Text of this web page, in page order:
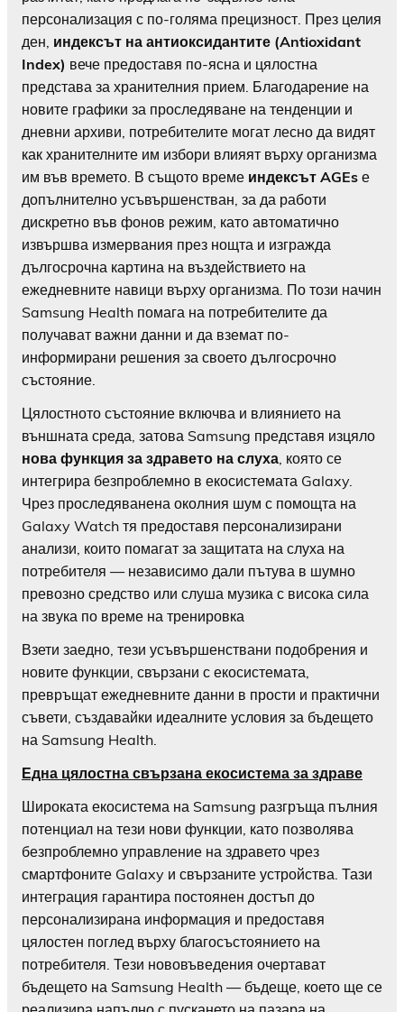
персонализация с по-голяма прецизност. През целия
ден, индексът на антиоксидантите (Antioxidant
Index) вече предоставя по-ясна и цялостна
представа за хранителния прием. Благодарение на
новите графики за проследяване на тенденции и
дневни архиви, потребителите могат лесно да видят
как хранителните им избори влияят върху организма
им във времето. В същото време индексът AGEs е
допълнително усъвършенстван, за да работи
дискретно във фонов режим, като автоматично
извършва измервания през нощта и изгражда
дългосрочна картина на въздействието на
ежедневните навици върху организма. По този начин
Samsung Health помага на потребителите да
получават важни данни и да вземат по-
информирани решения за своето дългосрочно
състояние.
Цялостното състояние включва и влиянието на
външната среда, затова Samsung представя изцяло
нова функция за здравето на слуха , която се
интегрира безпроблемно в екосистемата Galaxy.
Чрез проследяванена околния шум с помощта на
Galaxy Watch тя предоставя персонализирани
анализи, които помагат за защитата на слуха на
потребителя — независимо дали пътува в шумно
превозно средство или слуша музика с висока сила
на звука по време на тренировка
Взети заедно, тези усъвършенствани подобрения и
новите функции, свързани с екосистемата,
превръщат ежедневните данни в прости и практични
съвети, създавайки идеалните условия за бъдещето
на Samsung Health.
Една цялостна свързана екосистема за здраве
Широката екосистема на Samsung разгръща пълния
потенциал на тези нови функции, като позволява
безпроблемно управление на здравето чрез
смартфоните Galaxy и свързаните устройства. Тази
интеграция гарантира постоянен достъп до
персонализирана информация и предоставя
цялостен поглед върху благосъстоянието на
потребителя. Тези нововъведения очертават
бъдещето на Samsung Health — бъдеще, което ще се